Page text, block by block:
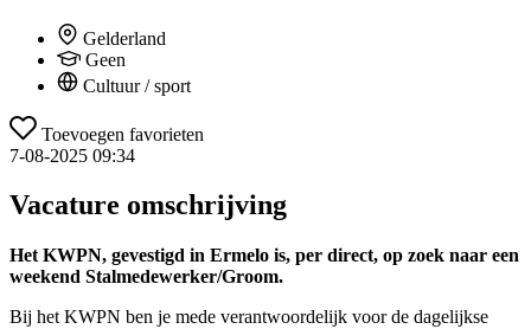
Gelderland
Geen
Cultuur / sport
Toevoegen favorieten
7-08-2025 09:34
Vacature omschrijving
Het KWPN, gevestigd in Ermelo is, per direct, op zoek naar een
weekend Stalmedewerker/Groom.
Bij het KWPN ben je mede verantwoordelijk voor de dagelijkse